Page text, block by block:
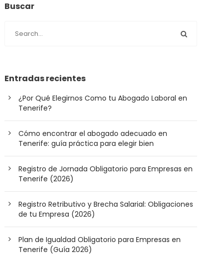
Buscar
Entradas recientes
¿Por Qué Elegirnos Como tu Abogado Laboral en
Tenerife?
Cómo encontrar el abogado adecuado en
Tenerife: guía práctica para elegir bien
Registro de Jornada Obligatorio para Empresas en
Tenerife (2026)
Registro Retributivo y Brecha Salarial: Obligaciones
de tu Empresa (2026)
Plan de Igualdad Obligatorio para Empresas en
Tenerife (Guía 2026)